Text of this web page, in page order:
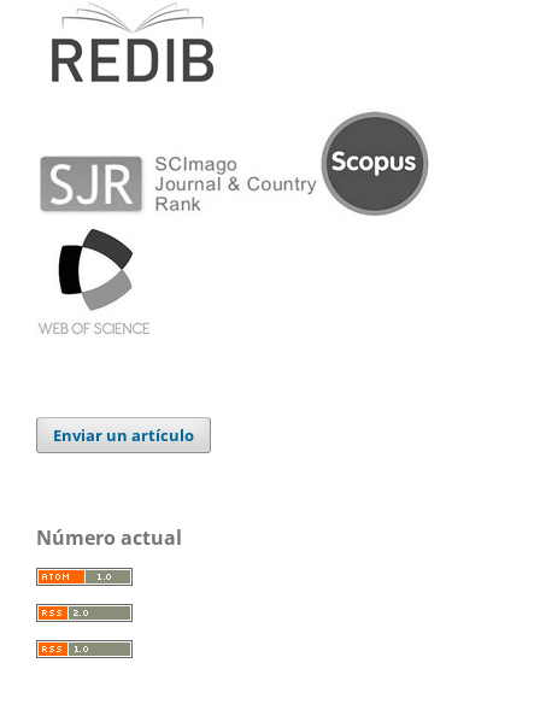
Enviar un artículo
Número actual